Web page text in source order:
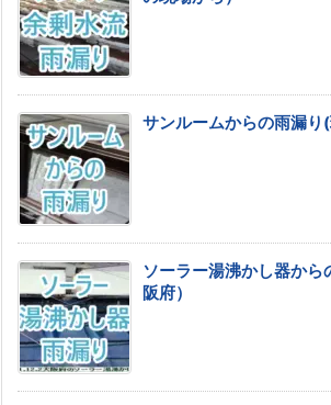
サンルームからの雨漏り(
ソーラー湯沸かし器から
阪府）